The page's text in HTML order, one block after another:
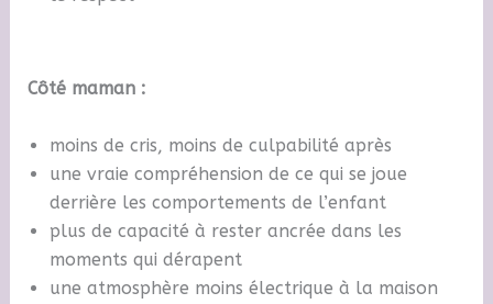
Côté maman :
moins de cris, moins de culpabilité après
une vraie compréhension de ce qui se joue
derrière les comportements de l’enfant
plus de capacité à rester ancrée dans les
moments qui dérapent
une atmosphère moins électrique à la maison